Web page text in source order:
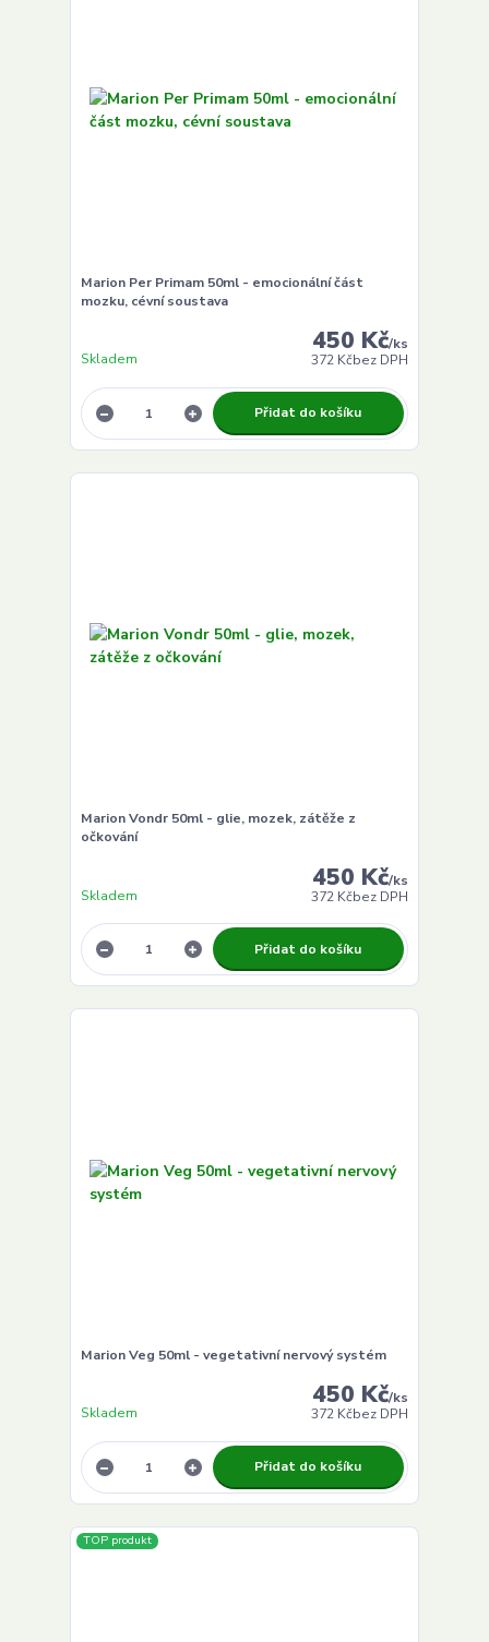
Marion Per Primam 50ml - emocionální část
mozku, cévní soustava
450 Kč/ks
372 Kčbez DPH
Skladem
Přidat do košíku
Marion Vondr 50ml - glie, mozek, zátěže z
očkování
450 Kč/ks
372 Kčbez DPH
Skladem
Přidat do košíku
Marion Veg 50ml - vegetativní nervový systém
450 Kč/ks
372 Kčbez DPH
Skladem
Přidat do košíku
TOP produkt